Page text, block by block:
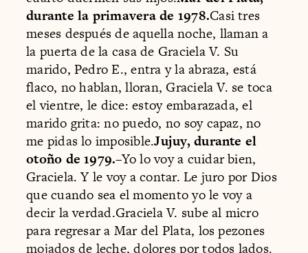
durante la primavera de 1978.Casi tres
meses después de aquella noche, llaman a
la puerta de la casa de Graciela V. Su
marido, Pedro E., entra y la abraza, está
flaco, no hablan, lloran, Graciela V. se toca
el vientre, le dice: estoy embarazada, el
marido grita: no puedo, no soy capaz, no
me pidas lo imposible.Jujuy, durante el
otoño de 1979.–Yo lo voy a cuidar bien,
Graciela. Y le voy a contar. Le juro por Dios
que cuando sea el momento yo le voy a
decir la verdad.Graciela V. sube al micro
para regresar a Mar del Plata, los pezones
mojados de leche, dolores por todos lados.